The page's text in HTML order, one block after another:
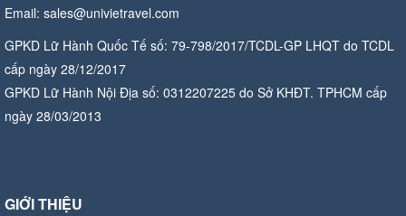
Email: sales@univietravel.com
GPKD Lữ Hành Quốc Tế số: 79-798/2017/TCDL-GP LHQT do TCDL
cấp ngày 28/12/2017
GPKD Lữ Hành Nội Địa số: 0312207225 do Sở KHĐT. TPHCM cấp
ngày 28/03/2013
GIỚI THIỆU